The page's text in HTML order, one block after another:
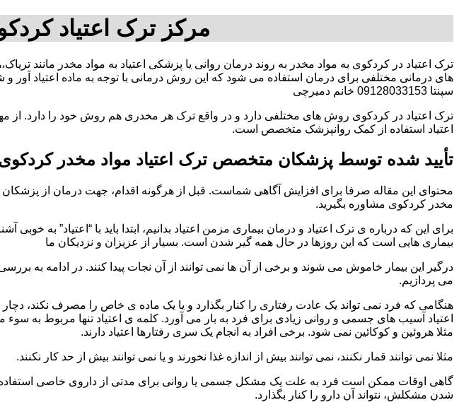
مرکز ترک اعتیاد
ترک اعتیاد در کردکوی به مواد مخدر به روند درمان روانی یا پزشکی اعتیاد به مواد مخدر مانند
های درمانی مختلفی برای درمان استفاده می شود که این روش درمانی با توجه به ماده اعتیاد
سپنتا 09128033153 خانم دمیرچی
ترک اعتیاد در کردکوی روش های مختلفی دارد و در واقع ترک هر مخدری هم روش خود را دارد. از
اعتیاد استفاده از کمک روانپزشک متخصص است.
تأیید شده توسط پزشکان متخصص ترک اعتیاد مواد مخدر
محتوای این مقاله صرفا برای افزایش آگاهی شماست. قبل از هرگونه اقدام، جهت درمان از پزشکان
مخدر کردکوی مشاوره بگیرید.
برای این که درباره ی ترک اعتیاد و درمان بیماری مزمن اعتیاد بدانیم، ابتدا باید با “اعتیاد” به خوبی
بیماری هایی است که این روزها در حال همه گیر شدن است. بسیار از عزیزان و نزدیکان ما
درگیر این بیمار خاموش می شوند و برخی از آن ها نمی توانند از آن نجات پیدا کنند. در ادامه به
می پردازیم.
هنگامی که فرد نمی تواند یک عادت رفتاری را کنار بگذارد و یا یک ماده ی خاص را مصرف نکند،
اعتیاد آسیب های جسمی و روانی زیادی برای فرد به بار می آورد. کلمه ی اعتیاد تنها مربوط به
مثلا هروئین و کوکائین نمی شود. برخی افراد به انجام یک سری رفتارها اعتیاد دارند.
مثلا نمی توانند قمار نکنند، نمی توانند بیش از اندازه غذا نخورند و یا نمی توانند بیش از حد کار نکنند.
گاهی اوقات ممکن است فرد به علت یک مشکل جسمی یا روانی برای مدتی از داروی خاصی
شدن مشکلش، نتواند آن دارو را کنار بگذارد.